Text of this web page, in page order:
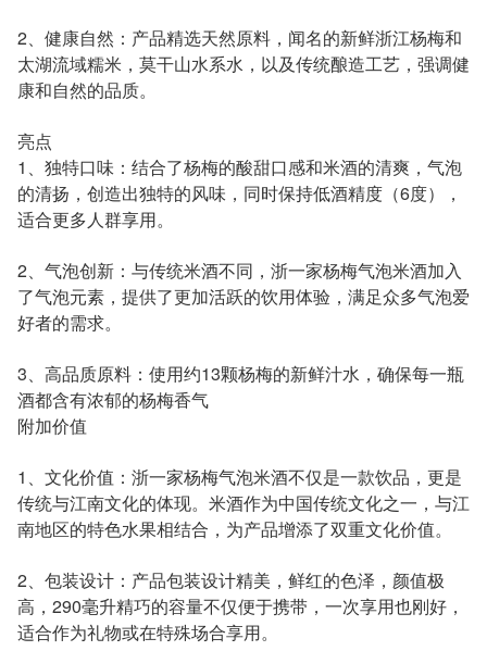
2、健康自然：产品精选天然原料，闻名的新鲜浙江杨梅和
太湖流域糯米，莫干山水系水，以及传统酿造工艺，强调健
康和自然的品质。
亮点
1、独特口味：结合了杨梅的酸甜口感和米酒的清爽，气泡
的清扬，创造出独特的风味，同时保持低酒精度（6度），
适合更多人群享用。
2、气泡创新：与传统米酒不同，浙一家杨梅气泡米酒加入
了气泡元素，提供了更加活跃的饮用体验，满足众多气泡爱
好者的需求。
3、高品质原料：使用约13颗杨梅的新鲜汁水，确保每一瓶
酒都含有浓郁的杨梅香气
附加价值
1、文化价值：浙一家杨梅气泡米酒不仅是一款饮品，更是
传统与江南文化的体现。米酒作为中国传统文化之一，与江
南地区的特色水果相结合，为产品增添了双重文化价值。
2、包装设计：产品包装设计精美，鲜红的色泽，颜值极
高，290毫升精巧的容量不仅便于携带，一次享用也刚好，
适合作为礼物或在特殊场合享用。